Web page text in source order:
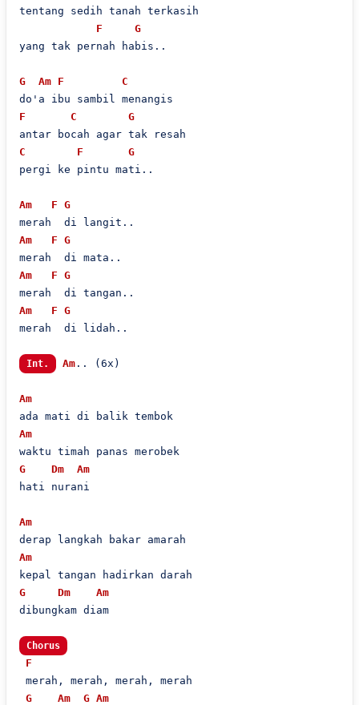
tentang sedih tanah terkasih
F
G
yang tak pernah habis..
G Am F
C
F
C
G
C
F
G
pergi ke pintu mati..
Am F G
Am
F G
Am
F G
Am
F G
merah  di lidah..
Int. Am.. (6x)
Am
ada mati di balik tembok
Am
waktu timah panas merobek
G
Dm
Am
hati nurani
Am
Am
G
Dm
Am
dibungkam diam
Chorus
F
merah, merah, merah, merah
G
Am G Am